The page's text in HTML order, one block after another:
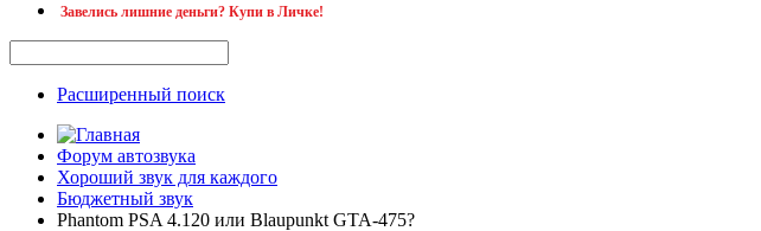
Завелись лишние деньги? Купи в Личке!
Расширенный поиск
Форум автозвука
Хороший звук для каждого
Бюджетный звук
Phantom PSA 4.120 или Blaupunkt GTA-475?